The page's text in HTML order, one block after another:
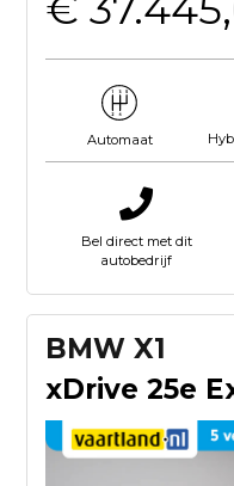
Automaat
Bel direct met dit
autobedrijf
BMW X1